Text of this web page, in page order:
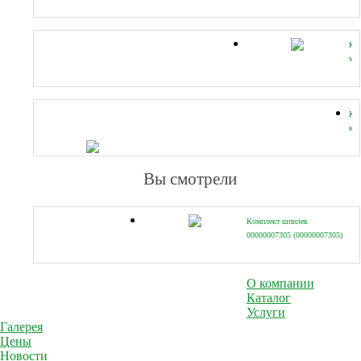
с
Вы смотрели
Комплект шпилек
00000007305 (00000007305)
О компании
Каталог
Услуги
Галерея
Цены
Новости